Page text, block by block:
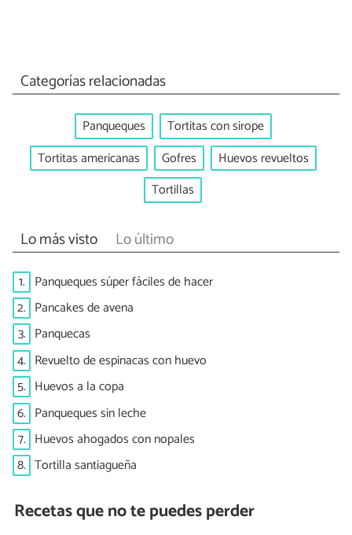
Categorías relacionadas
Panqueques
Tortitas con sirope
Tortitas americanas
Gofres
Huevos revueltos
Tortillas
Lo más visto Lo último
1. Panqueques súper fáciles de hacer
2. Pancakes de avena
3. Panquecas
4. Revuelto de espinacas con huevo
5. Huevos a la copa
6. Panqueques sin leche
7. Huevos ahogados con nopales
8. Tortilla santiagueña
Recetas que no te puedes perder